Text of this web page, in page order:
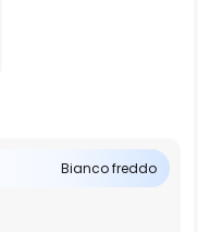
Bianco freddo